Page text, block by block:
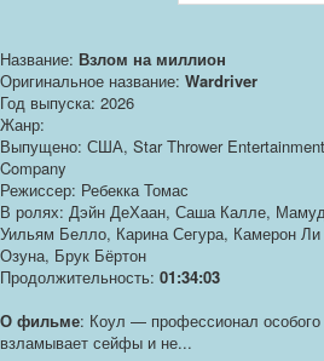
Название: Взлом на миллион
Оригинальное название: Wardriver
Год выпуска: 2026
Жанр:
Выпущено: США, Star Thrower
Company
Режиссер: Ребекка Томас
В ролях: Дэйн ДеХаан, Саша Калле,
Уильям Белло, Карина Сегура, Камерон
Озуна, Брук Бёртон
Продолжительность: 01:34:03
О фильме: Коул — профессионал
взламывает сейфы и не...